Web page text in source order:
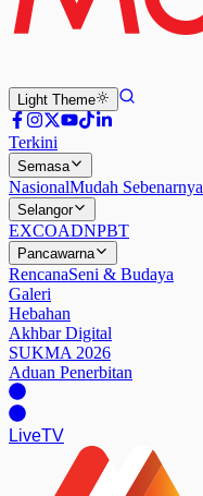
Light Theme
Terkini
Semasa
NasionalMudah Sebenarnya
Selangor
EXCOADNPBT
Pancawarna
RencanaSeni & Budaya
Galeri
Hebahan
Akhbar Digital
SUKMA 2026
Aduan Penerbitan
LiveTV